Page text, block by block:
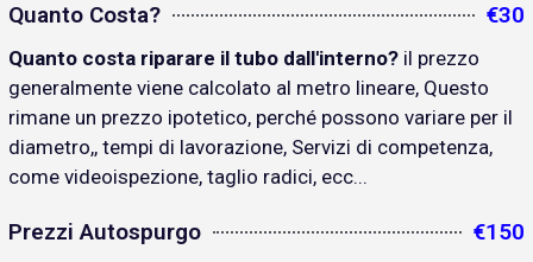
Quanto Costa? €30
Quanto costa riparare il tubo dall'interno? il prezzo
generalmente viene calcolato al metro lineare, Questo
rimane un prezzo ipotetico, perché possono variare per il
diametro,, tempi di lavorazione, Servizi di competenza,
come videoispezione, taglio radici, ecc...
Prezzi Autospurgo €150